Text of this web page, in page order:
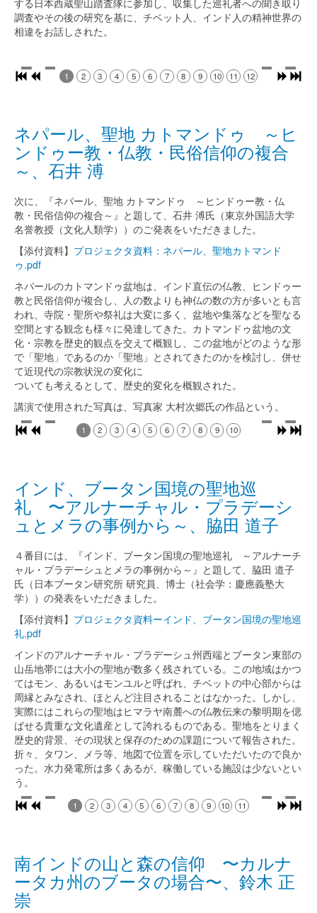
調査やその後の研究を基に、チベット人、インド人の精神世界の
相違をお話しされた。
1 2 3 4 5 6 7 8 9 10 11 12
ネパール、聖地 カトマンドゥ ～ヒ
ンドゥー教・仏教・民俗信仰の複合
～、石井 溥
次に、『ネパール、聖地 カトマンドゥ ～ヒンドゥー教・仏
教・民俗信仰の複合～』と題して、石井 溥氏（東京外国語大学
名誉教授（文化人類学））のご発表をいただきました。
【添付資料】 プロジェクタ資料：ネパール、聖地カトマンド
ゥ.pdf
ネパールのカトマンドゥ盆地は、インド直伝の仏教、ヒンドゥー
教と民俗信仰が複合し、人の数よりも神仏の数の方が多いとも言
われ、寺院・聖所や祭礼は大変に多く、盆地や集落などを聖なる
空間とする観念も様々に発達してきた。カトマンドゥ盆地の文
化・宗教を歴史的観点を交えて概観し、この盆地がどのような形
で「聖地」であるのか「聖地」とされてきたのかを検討し、併せ
て近現代の宗教状況の変化に
ついても考えるとして、歴史的変化を概観された。
講演で使用された写真は、写真家 大村次郷氏の作品という。
1 2 3 4 5 6 7 8 9 10
インド、ブータン国境の聖地巡
礼 〜アルナーチャル・プラデーシ
ュとメラの事例から～、脇田 道子
４番目には、『インド、ブータン国境の聖地巡礼 ～アルナーチ
ャル・プラデーシュとメラの事例から～』と題して、脇田 道子
氏（日本ブータン研究所 研究員、博士（社会学：慶應義塾大
学））の発表をいただきました。
【添付資料】 プロジェクタ資料ーインド、ブータン国境の聖地巡
礼.pdf
インドのアルナーチャル・プラデーシュ州西端とブータン東部の
山岳地帯には大小の聖地が数多く残されている。この地域はかつ
てはモン、あるいはモンユルと呼ばれ、チベットの中心部からは
周縁とみなされ、ほとんど注目されることはなかった。しかし、
実際にはこれらの聖地はヒマラヤ南麓への仏教伝来の黎明期を偲
ばせる貴重な文化遺産として誇れるものである。聖地をとりまく
歴史的背景、その現状と保存のための課題について報告された。
折々、タワン、メラ等、地図で位置を示していただいたので良か
った。水力発電所は多くあるが、稼働している施設は少ないとい
う。
1 2 3 4 5 6 7 8 9 10 11
南インドの山と森の信仰 〜カルナ
ータカ州のブータの場合〜、鈴木 正
崇